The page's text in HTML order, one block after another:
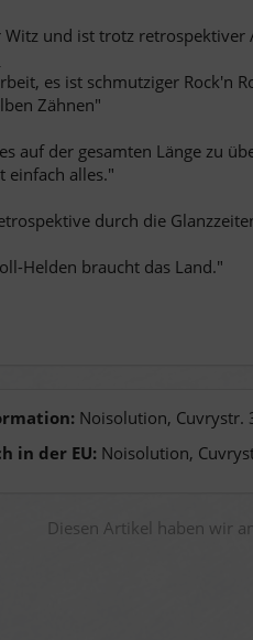
Witz und ist trotz
es ist schmutziger Rock'n
Zähnen"
auf der gesamten Länge zu
einfach alles."
durch die
Helden braucht das Land."
Noisolution, Cuvrystr.
in der EU:Noisolution,
Diesen Artikel haben wir